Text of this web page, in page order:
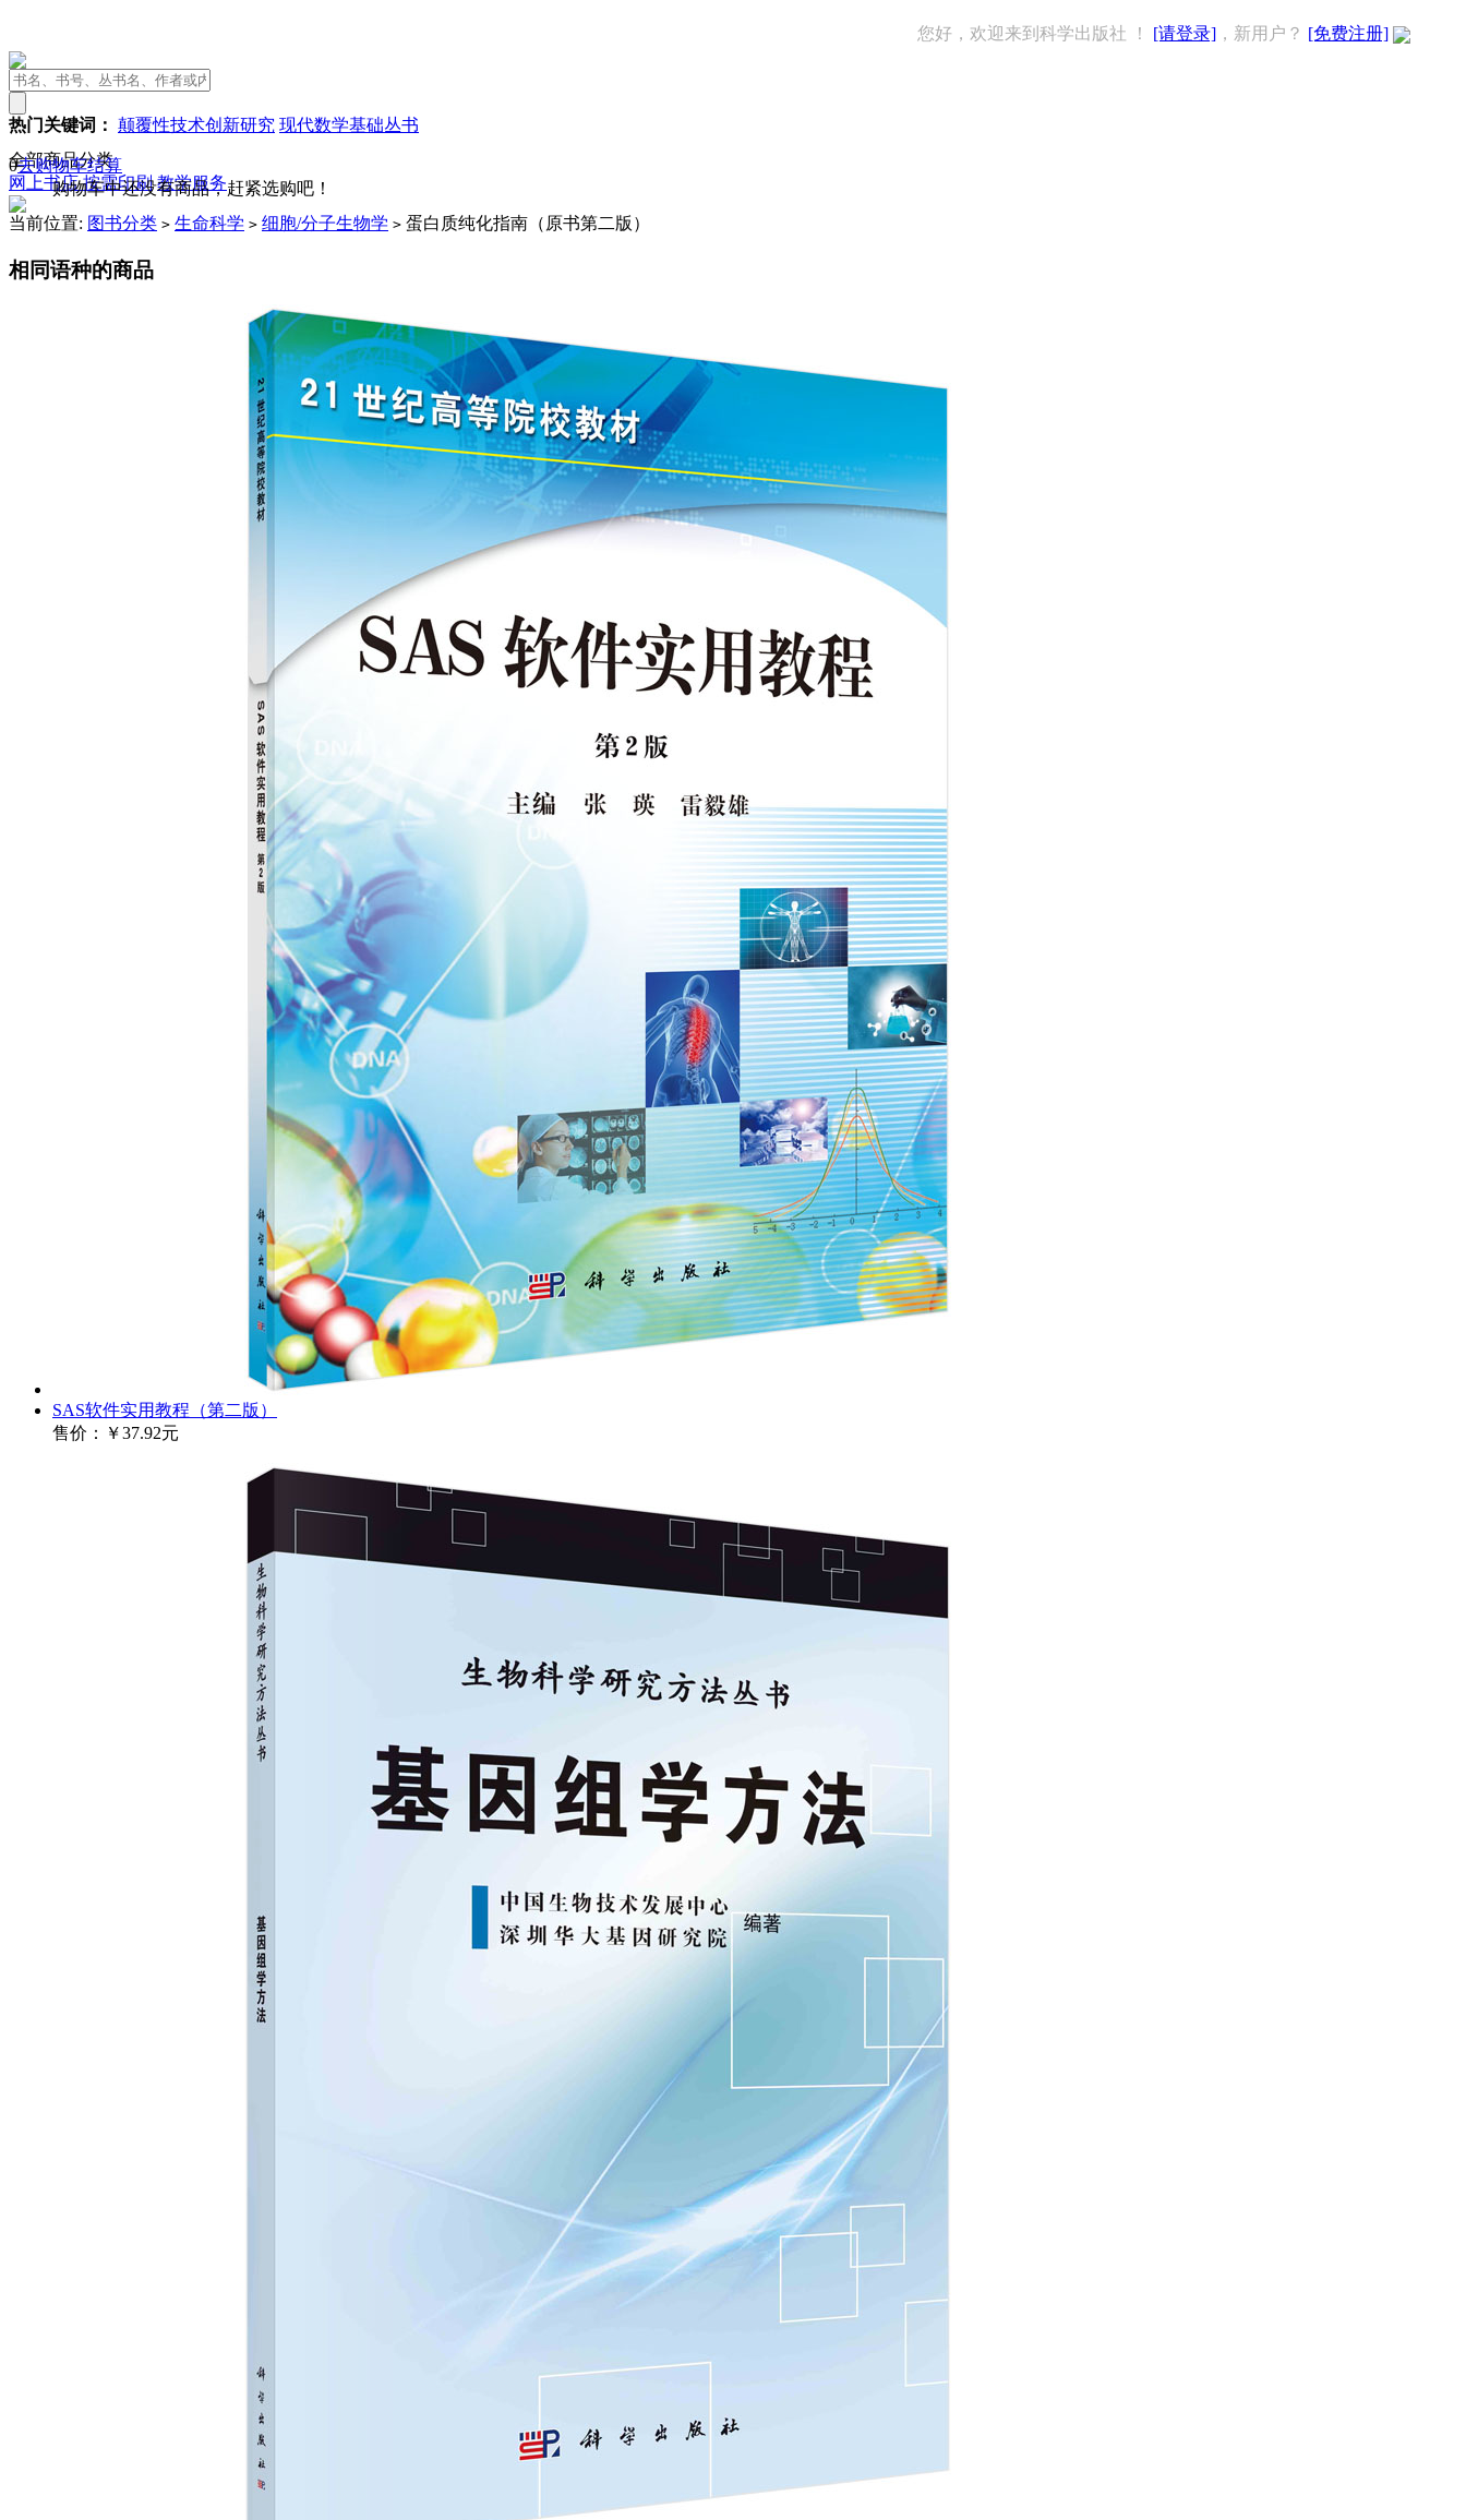
您好，欢迎来到科学出版社 ！ [请登录] ，新用户？ [免费注册]
热门关键词： 颠覆性技术创新研究 现代数学基础丛书
0去购物车结算
购物车中还没有商品，赶紧选购吧！
全部商品分类
网上书店按需印刷 教学服务
当前位置: 图书分类 > 生命科学 > 细胞/分子生物学 > 蛋白质纯化指南（原书第二版）
相同语种的商品
SAS软件实用教程（第二版）
售价：
￥37.92元